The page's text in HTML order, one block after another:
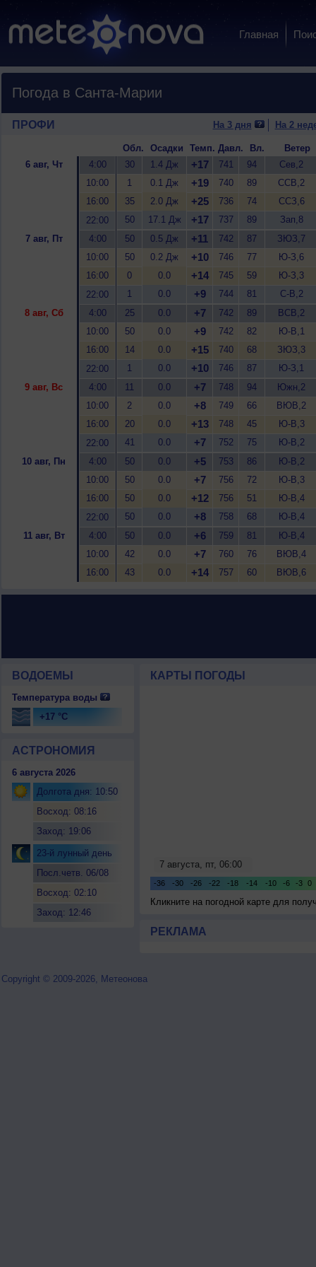
Главная
Погода в Санта-Марии
ПРОФИ На 3 дня На 2
Обл. Осадки Темп. Давл. Вл.
Ветер
6 авг, Чт
4:00 30 1.4 Дж +17 741 94
Сев,2
10:00
1 0.1 Дж +19 740 89
ССВ,2
16:00
35 2.0 Дж +25 736 74
ССЗ,6
22:00
50 17.1 Дж +17 737 89
Зап,8
7 авг, Пт
4:00 50 0.5 Дж +11 742 87
ЗЮЗ,7
10:00
50 0.2 Дж +10 746 77
Ю-З,6
16:00
0 0.0 +14 745 59
Ю-З,3
22:00
1 0.0 +9 744 81
С-В,2
8 авг, Сб
4:00 25 0.0 +7 742 89
ВСВ,2
10:00
50 0.0 +9 742 82
Ю-В,1
16:00
14 0.0 +15 740 68
ЗЮЗ,3
22:00
1 0.0 +10 746 87
Ю-З,1
9 авг, Вс
4:00 11 0.0 +7 748 94
Южн,2
10:00
2 0.0 +8 749 66
ВЮВ,2
16:00
20 0.0 +13 748 45
Ю-В,3
22:00
41 0.0 +7 752 75
Ю-В,2
10 авг, Пн
4:00 50 0.0 +5 753 86
Ю-В,2
10:00
50 0.0 +7 756 72
Ю-В,3
16:00
50 0.0 +12 756 51
Ю-В,4
22:00
50 0.0 +8 758 68
Ю-В,4
11 авг, Вт
4:00 50 0.0 +6 759 81
Ю-В,4
10:00
42 0.0 +7 760 76
ВЮВ,4
16:00
43 0.0 +14 757 60 ВЮВ,6
ВОДОЕМЫ
Температура воды
+17 °C
АСТРОНОМИЯ
6 августа 2026
Долгота дня: 10:50
Восход: 08:16
Заход: 19:06
23-й лунный день
Посл.четв. 06/08
Восход: 02:10
Заход: 12:46
КАРТЫ ПОГОДЫ
Кликните на погодной карте для
РЕКЛАМА
Copyright © 2009-2026, Метеонова